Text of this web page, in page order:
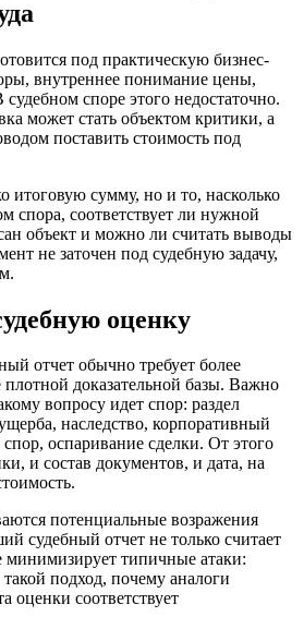
под практическую бизнес-
внутреннее понимание цены,
споре этого недостаточно.
может стать объектом критики, а
поставить стоимость под
итоговую сумму, но и то, насколько
спора, соответствует ли нужной
объект и можно ли считать выводы
не заточен под судебную задачу,
оценку
отчет обычно требует более
плотной доказательной базы. Важно
вопросу идет спор: раздел
наследство, корпоративный
оспаривание сделки. От этого
и состав документов, и дата, на
потенциальные возражения
судебный отчет не только считает
минимизирует типичные атаки:
подход, почему аналоги
оценки соответствует